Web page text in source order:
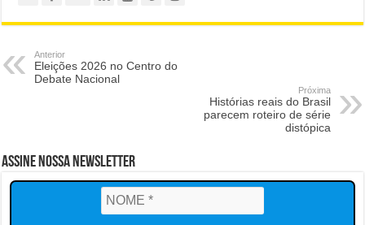
Anterior
Eleições 2026 no Centro do
Debate Nacional
Próxima
Histórias reais do Brasil
parecem roteiro de série
distópica
Assine Nossa Newsletter